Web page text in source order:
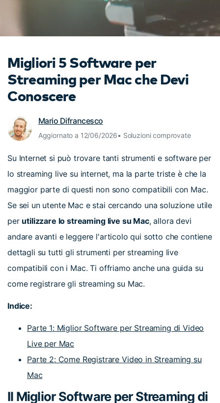
Migliori 5 Software per
Streaming per Mac che Devi
Conoscere
Mario Difrancesco
Aggiornato a 12/06/2026• Soluzioni comprovate
Su Internet si può trovare tanti strumenti e software per
lo streaming live su internet, ma la parte triste è che la
maggior parte di questi non sono compatibili con Mac.
Se sei un utente Mac e stai cercando una soluzione utile
per utilizzare lo streaming live su Mac, allora devi
andare avanti e leggere l'articolo qui sotto che contiene
dettagli su tutti gli strumenti per streaming live
compatibili con i Mac. Ti offriamo anche una guida su
come registrare gli streaming su Mac.
Indice:
Parte 1: Miglior Software per Streaming di Video
Live per Mac
Parte 2: Come Registrare Video in Streaming su
Mac
Il Miglior Software per Streaming di